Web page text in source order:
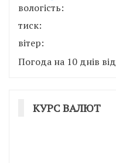
вологість:
тиск:
вітер:
Погода на 10 днів від
КУРС ВАЛЮТ